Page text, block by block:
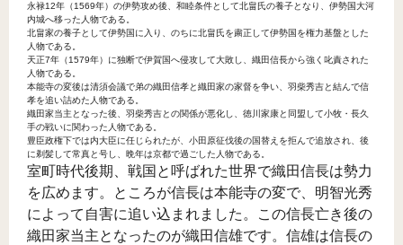
永禄12年（1569年）の伊勢攻め後、和睦条件として北畠氏の養子となり、伊勢国大河
内城へ移った人物である。
北畠家の養子として伊勢国に入り、のちに北畠氏を粛正して伊勢国を権力基盤とした
人物である。
天正7年（1579年）に独断で伊賀国へ侵攻して大敗し、織田信長から強く叱責された
人物である。
本能寺の変後は清須会議で弟の織田信孝と織田家の家督を争い、羽柴秀吉と結んで信
孝を追い詰めた人物である。
織田家当主となった後、羽柴秀吉との関係が悪化し、徳川家康と同盟して小牧・長久
手の戦いに関わった人物である。
豊臣政権下では内大臣に任じられたが、小田原征伐後の国替えを拒んで追放され、後
に剃髪して常真と号し、晩年は京都で過ごした人物である。
室町時代後期、戦国と呼ばれた世界で織田信長は勢力
を広めます。ところが信長は本能寺の変で、明智光秀
によって自害に追い込まれました。この信長亡き後の
織田家当主となったのが織田信雄です。信雄は信長の